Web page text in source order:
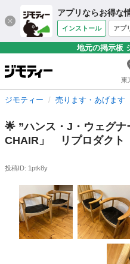
アプリならお得な
インストール アプ
地元の掲示板
東
ジモティー 売ります・あげます
🌟 ”ハンス・J・ウェグ
CHAIR」 リプロダクト
投稿ID: 1ptk8y